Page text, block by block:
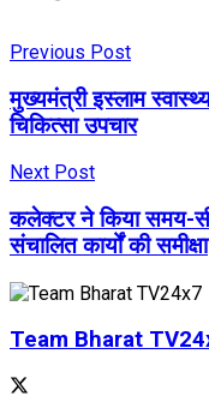
Previous Post
मुख्यमंत्री इस्लाम
चिकित्सा उपचार
Next Post
कलेक्टर ने किया समय-
संचालित कार्यों की समीक्षा
Team Bharat